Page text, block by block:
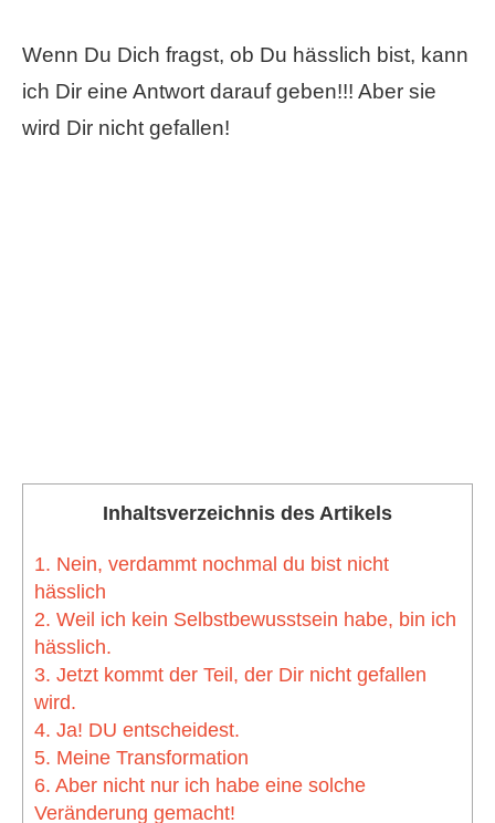
Wenn Du Dich fragst, ob Du hässlich bist, kann
ich Dir eine Antwort darauf geben!!! Aber sie
wird Dir nicht gefallen!
Inhaltsverzeichnis des Artikels
1. Nein, verdammt nochmal du bist nicht
hässlich
2. Weil ich kein Selbstbewusstsein habe, bin ich
hässlich.
3. Jetzt kommt der Teil, der Dir nicht gefallen
wird.
4. Ja! DU entscheidest.
5. Meine Transformation
6. Aber nicht nur ich habe eine solche
Veränderung gemacht!